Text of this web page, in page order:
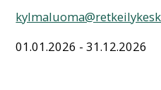
01.01.2026 - 31.12.2026